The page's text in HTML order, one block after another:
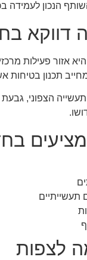
הנכון
דווקא
100,000
תכנון בטיחות אש
הצפוני,
לצפות